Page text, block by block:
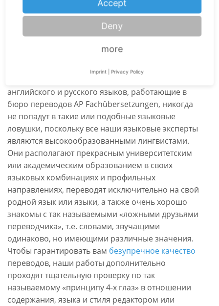
ведь «новелла» в отличие от «романа»
обозначает «короткие истории» или «короткие
рассказы».
Разумеется, профессиональные и опытные
и специализированные
английского и русского языков, работающие в
бюро переводов AP Fachübersetzungen, никогда
не попадут в такие или подобные языковые
ловушки, поскольку все наши языковые эксперты
являются высокообразованными лингвистами.
Они располагают прекрасным университетским
или академическим образованием в своих
языковых комбинациях и профильных
направлениях, переводят исключительно на свой
родной язык или языки, а также очень хорошо
знакомы с так называемыми «ложными друзьями
переводчика», т.е. словами, звучащими
одинаково, но имеющими различные значения.
Чтобы гарантировать вам безупречное качество
переводов, наши работы дополнительно
проходят тщательную проверку по так
называемому «принципу 4-х глаз» в отношении
содержания, языка и стиля редактором или
Accept
Deny
more
Imprint Privacy Policy